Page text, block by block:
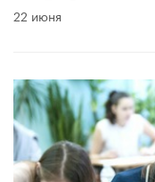
22 июня